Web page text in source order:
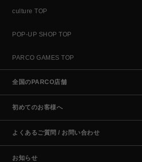
culture TOP
POP-UP SHOP TOP
PARCO GAMES TOP
全国のPARCO店舗
初めてのお客様へ
よくあるご質問 / お問い合わせ
お知らせ